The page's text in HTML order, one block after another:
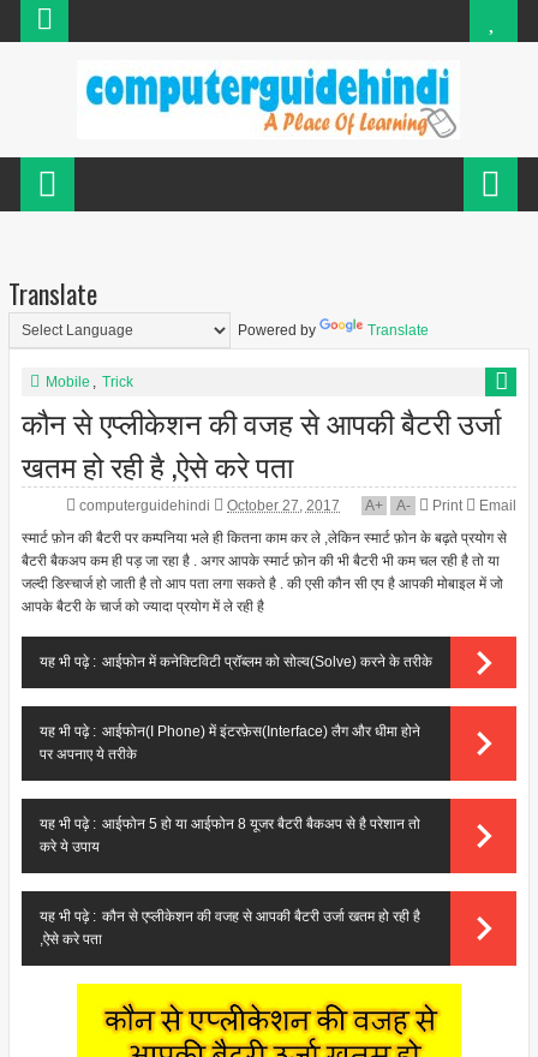
Translate
Powered by Translate
Mobile , Trick
कौन से एप्लीकेशन की वजह से आपकी बैटरी उर्जा
खतम हो रही है ,ऐसे करे पता
computerguidehindi October 27, 2017 A+ A- Print
Email
स्मार्ट फ़ोन की बैटरी पर कम्पनिया भले ही कितना काम कर ले ,लेकिन स्मार्ट फ़ोन के बढ़ते प्रयोग से
बैटरी बैकअप कम ही पड़ जा रहा है . अगर आपके स्मार्ट फ़ोन की भी बैटरी भी कम चल रही है तो या
जल्दी डिस्चार्ज हो जाती है तो आप पता लगा सकते है . की एसी कौन सी एप है आपकी मोबाइल में जो
आपके बैटरी के चार्ज को ज्यादा प्रयोग में ले रही है
यह भी पढ़े : आईफोन में कनेक्टिविटी प्रॉब्लम को सोल्व(Solve) करने के तरीके
यह भी पढ़े : आईफोन(I Phone) में इंटरफ़ेस(Interface) लैग और धीमा होने
पर अपनाए ये तरीके
यह भी पढ़े : आईफोन 5 हो या आईफोन 8 यूजर बैटरी बैकअप से है परेशान तो
करे ये उपाय
यह भी पढ़े : कौन से एप्लीकेशन की वजह से आपकी बैटरी उर्जा खतम हो रही है
,ऐसे करे पता